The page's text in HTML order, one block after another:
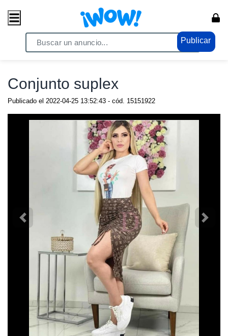
Publicar
/ Moda / Ropa y Calzado
Conjunto suplex
Publicado el 2022-04-25 13:52:43 - cód. 15151922